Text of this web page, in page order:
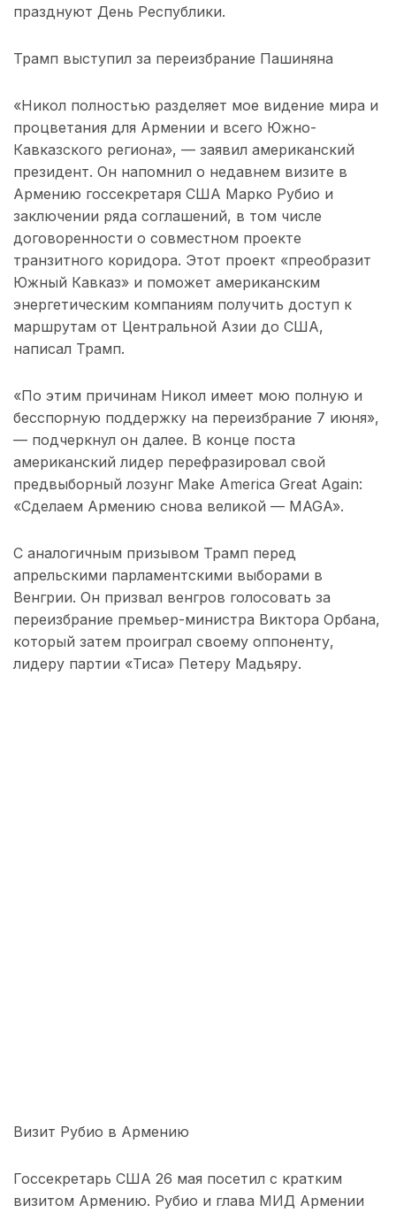
празднуют День Республики.
Трамп выступил за переизбрание Пашиняна
«Никол полностью разделяет мое видение мира и
процветания для Армении и всего Южно-
Кавказского региона», — заявил американский
президент. Он напомнил о недавнем визите в
Армению госсекретаря США Марко Рубио и
заключении ряда соглашений, в том числе
договоренности о совместном проекте
транзитного коридора. Этот проект «преобразит
Южный Кавказ» и поможет американским
энергетическим компаниям получить доступ к
маршрутам от Центральной Азии до США,
написал Трамп.
«По этим причинам Никол имеет мою полную и
бесспорную поддержку на переизбрание 7 июня»,
— подчеркнул он далее. В конце поста
американский лидер перефразировал свой
предвыборный лозунг Make America Great Again:
«Сделаем Армению снова великой — MAGA».
С аналогичным призывом Трамп перед
апрельскими парламентскими выборами в
Венгрии. Он призвал венгров голосовать за
переизбрание премьер-министра Виктора Орбана,
который затем проиграл своему оппоненту,
лидеру партии «Тиса» Петеру Мадьяру.
Визит Рубио в Армению
Госсекретарь США 26 мая посетил с кратким
визитом Армению. Рубио и глава МИД Армении